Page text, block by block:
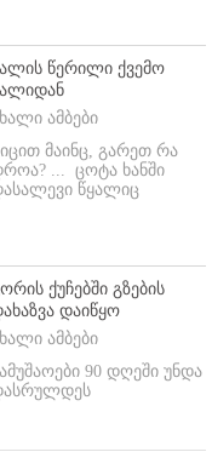
წერილი ქვემო
ამბები
მაინც, გარეთ რა
... ცოტა ხანში
წყალიც
ქუჩებში გზების
დაიწყო
ამბები
90 დღეში უნდა